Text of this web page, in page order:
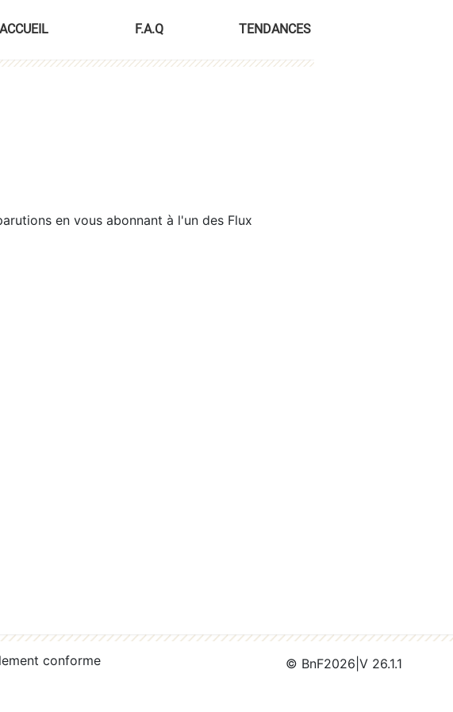
ACCUEIL F.A.Q TENDANCES
en vous abonnant à l'un des Flux
conforme © BnF2026 V 26.1.1